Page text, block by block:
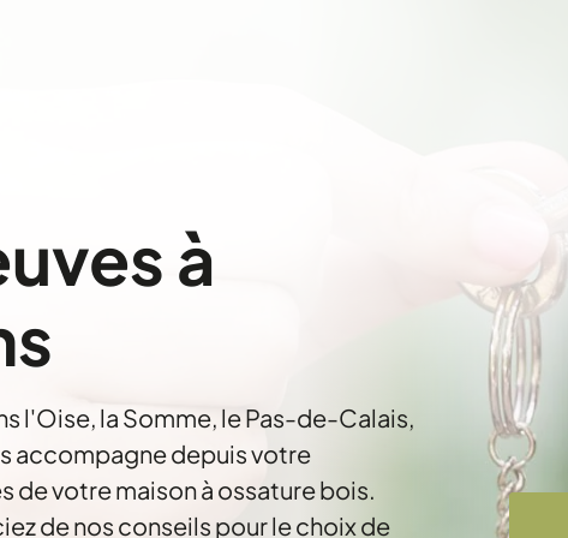
à
l'Oise, la Somme, le Pas-de-Calais,
accompagne depuis votre
de votre maison à ossature bois.
de nos conseils pour le choix de